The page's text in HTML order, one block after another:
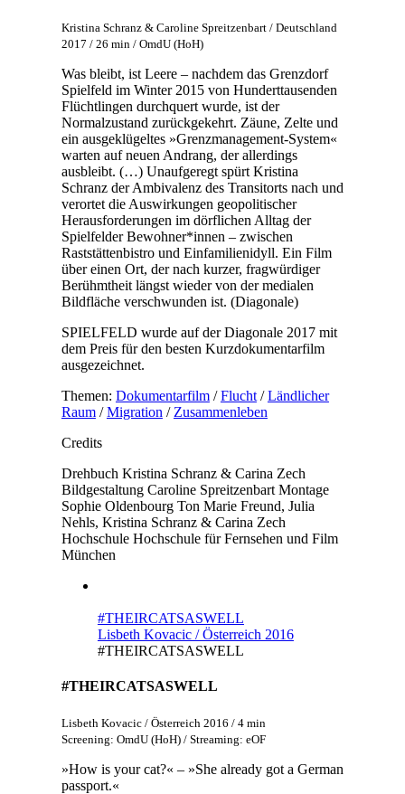
Kristina Schranz & Caroline Spreitzenbart / Deutschland
2017 / 26 min / OmdU (HoH)
Was bleibt, ist Leere – nachdem das Grenzdorf
Spielfeld im Winter 2015 von Hunderttausenden
Flüchtlingen durchquert wurde, ist der
Normalzustand zurückgekehrt. Zäune, Zelte und
ein ausgeklügeltes »Grenzmanagement-System«
warten auf neuen Andrang, der allerdings
ausbleibt. (…) Unaufgeregt spürt Kristina
Schranz der Ambivalenz des Transitorts nach und
verortet die Auswirkungen geopolitischer
Herausforderungen im dörflichen Alltag der
Spielfelder Bewohner*innen – zwischen
Raststättenbistro und Einfamilienidyll. Ein Film
über einen Ort, der nach kurzer, fragwürdiger
Berühmtheit längst wieder von der medialen
Bildfläche verschwunden ist. (Diagonale)
SPIELFELD wurde auf der Diagonale 2017 mit
dem Preis für den besten Kurzdokumentarfilm
ausgezeichnet.
Themen: Dokumentarfilm/Flucht/Ländlicher
Raum/Migration / Zusammenleben
Credits
Drehbuch Kristina Schranz & Carina Zech
Bildgestaltung Caroline Spreitzenbart Montage
Sophie Oldenbourg Ton Marie Freund, Julia
Nehls, Kristina Schranz & Carina Zech
Hochschule Hochschule für Fernsehen und Film
München
#THEIRCATSASWELL
Lisbeth Kovacic / Österreich 2016
#THEIRCATSASWELL
#THEIRCATSASWELL
Lisbeth Kovacic / Österreich 2016 / 4 min
Screening: OmdU (HoH) / Streaming: eOF
»How is your cat?« – »She already got a German
passport.«